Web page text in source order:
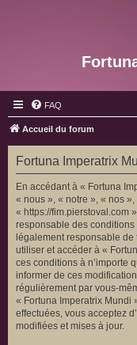
FAQ
Accueil du forum
Fortuna Imperatrix
En accédant à « Fortuna
« nous », « notre », « nos
« https://fim.pierstoval.com
responsable des conditions
légalement responsable
utiliser et accéder à «
ces conditions à n’importe
informer de ces
régulièrement par vous-
« Fortuna Imperatrix Mundi
effectuées, vous acceptez
modifiées et mises à jour.